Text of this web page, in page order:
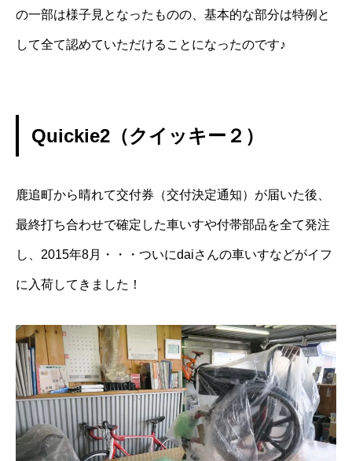
の一部は様子見となったものの、基本的な部分は特例と
して全て認めていただけることになったのです♪
Quickie2（クイッキー２）
鹿追町から晴れて交付券（交付決定通知）が届いた後、
最終打ち合わせで確定した車いすや付帯部品を全て発注
し、2015年8月・・・ついにdaiさんの車いすなどがイフ
に入荷してきました！